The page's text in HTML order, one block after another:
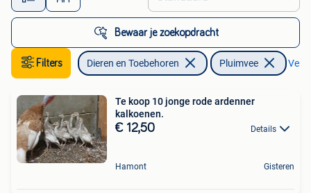
Bewaar je zoekopdracht
Filters Dieren en Toebehoren Pluimvee
Te koop 10 jonge rode ardenner
kalkoenen.
€ 12,50 Details
Hamont Gisteren